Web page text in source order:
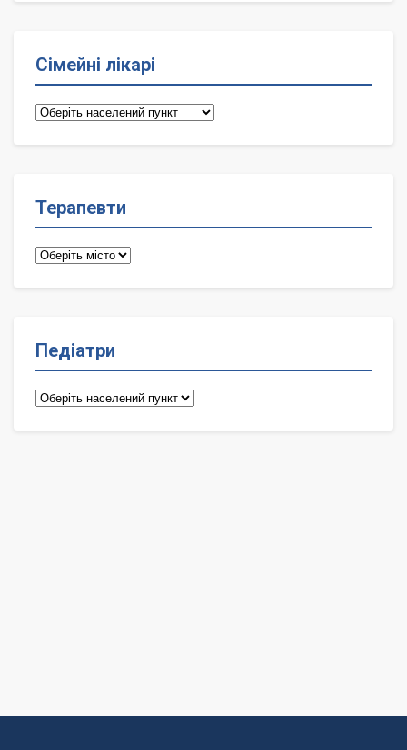
Сімейні лікарі
Сімейні
Терапевти
Терапевти
Педіатри
Педіатри